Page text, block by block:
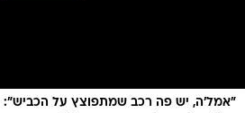
״אמל’ה, יש פה רכב שמתפוצץ על הכביש”: